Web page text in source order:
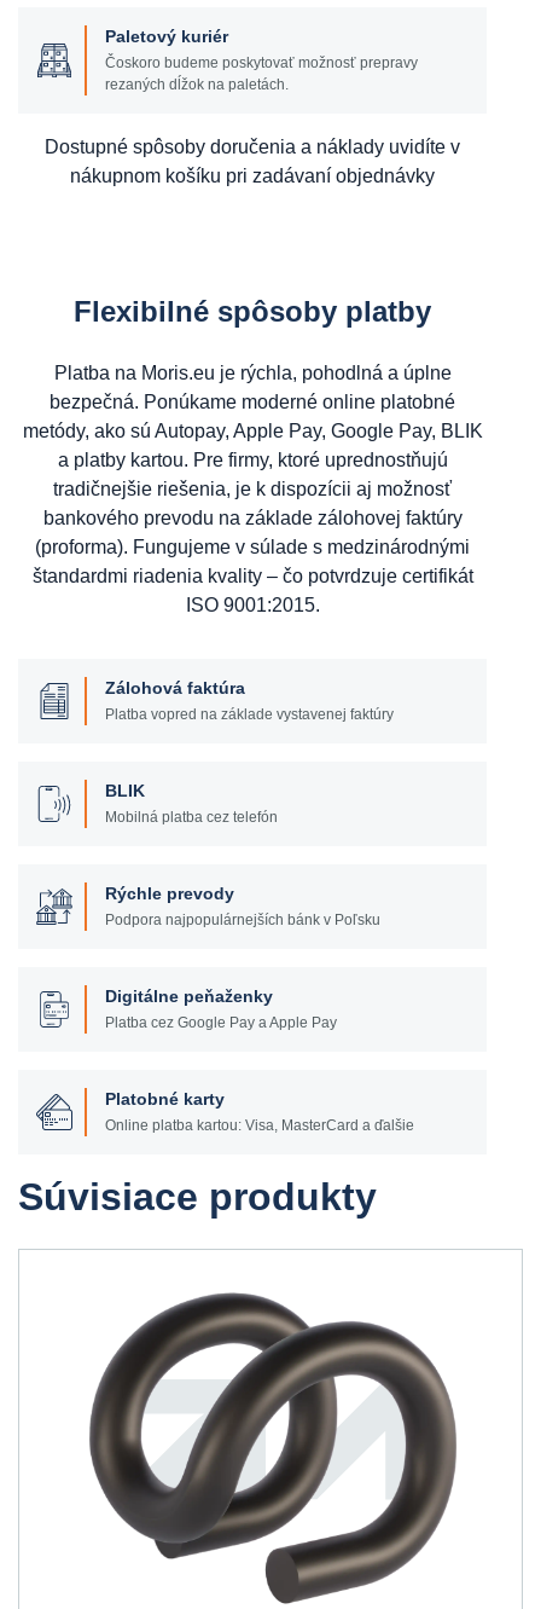
Paletový kuriér
Čoskoro budeme poskytovať možnosť prepravy
rezaných dĺžok na paletách.
Dostupné spôsoby doručenia a náklady uvidíte v
nákupnom košíku pri zadávaní objednávky
Flexibilné spôsoby platby
Platba na Moris.eu je rýchla, pohodlná a úplne
bezpečná. Ponúkame moderné online platobné
metódy, ako sú Autopay, Apple Pay, Google Pay, BLIK
a platby kartou. Pre firmy, ktoré uprednostňujú
tradičnejšie riešenia, je k dispozícii aj možnosť
bankového prevodu na základe zálohovej faktúry
(proforma). Fungujeme v súlade s medzinárodnými
štandardmi riadenia kvality – čo potvrdzuje certifikát
ISO 9001:2015.
Zálohová faktúra
Platba vopred na základe vystavenej faktúry
BLIK
Mobilná platba cez telefón
Rýchle prevody
Podpora najpopulárnejších bánk v Poľsku
Digitálne peňaženky
Platba cez Google Pay a Apple Pay
Platobné karty
Online platba kartou: Visa, MasterCard a ďalšie
Súvisiace produkty